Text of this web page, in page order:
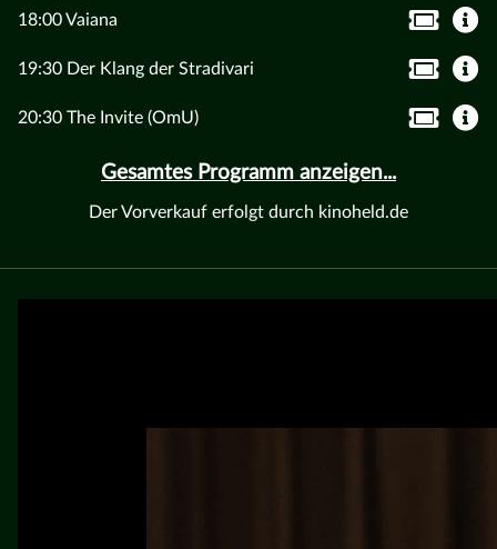
18:00 Vaiana
19:30 Der Klang der Stradivari
20:30 The Invite (OmU)
Gesamtes Programm anzeigen...
Der Vorverkauf erfolgt durch kinoheld.de